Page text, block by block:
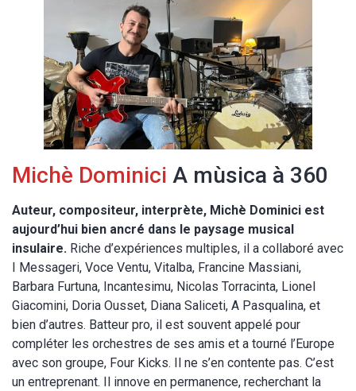
Michè Dominici A mùsica à 360
Auteur, compositeur, interprète, Michè Dominici est
aujourd’hui bien ancré dans le paysage musical
insulaire. Riche d’expériences multiples, il a collaboré avec
I Messageri, Voce Ventu, Vitalba, Francine Massiani,
Barbara Furtuna, Incantesimu, Nicolas Torracinta, Lionel
Giacomini, Doria Ousset, Diana Saliceti, A Pasqualina, et
bien d’autres. Batteur pro, il est souvent appelé pour
compléter les orchestres de ses amis et a tourné l’Europe
avec son groupe, Four Kicks. Il ne s’en contente pas. C’est
un entreprenant. Il innove en permanence, recherchant la